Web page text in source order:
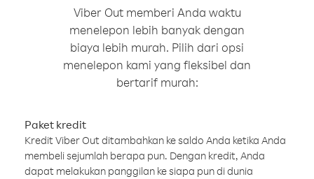
Viber Out memberi Anda waktu
menelepon lebih banyak dengan
biaya lebih murah. Pilih dari opsi
menelepon kami yang fleksibel dan
bertarif murah:
Paket kredit
Kredit Viber Out ditambahkan ke saldo Anda ketika Anda
membeli sejumlah berapa pun. Dengan kredit, Anda
dapat melakukan panggilan ke siapa pun di dunia